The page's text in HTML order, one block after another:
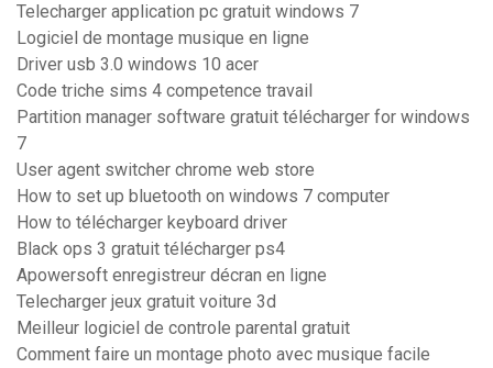
Telecharger application pc gratuit windows 7
Logiciel de montage musique en ligne
Driver usb 3.0 windows 10 acer
Code triche sims 4 competence travail
Partition manager software gratuit télécharger for windows
7
User agent switcher chrome web store
How to set up bluetooth on windows 7 computer
How to télécharger keyboard driver
Black ops 3 gratuit télécharger ps4
Apowersoft enregistreur décran en ligne
Telecharger jeux gratuit voiture 3d
Meilleur logiciel de controle parental gratuit
Comment faire un montage photo avec musique facile